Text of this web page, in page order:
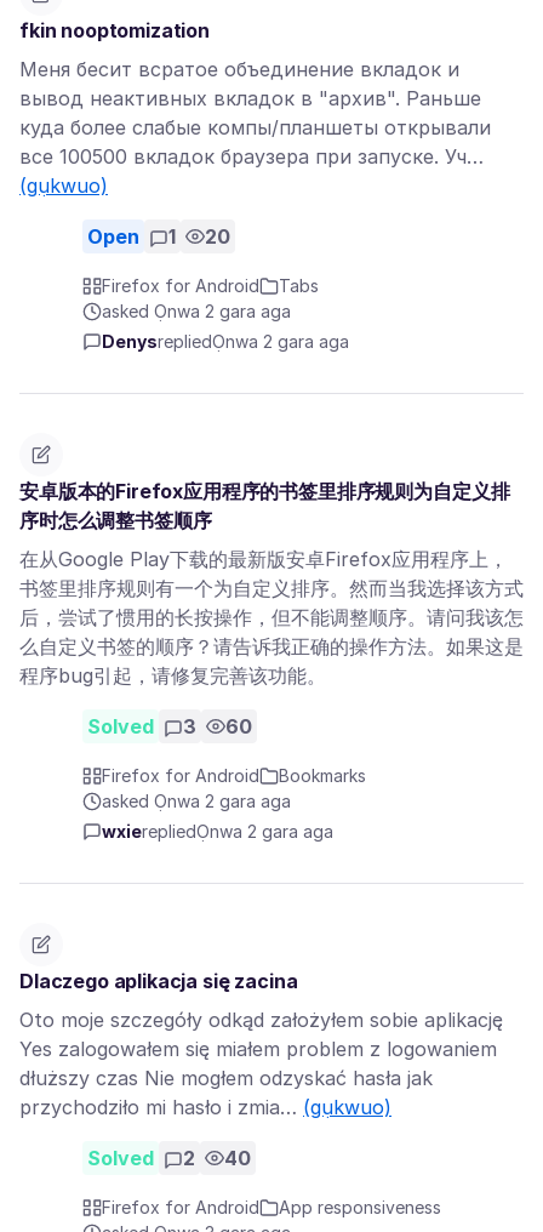
fkin nooptomization
Меня бесит всратое объединение вкладок и
вывод неактивных вкладок в "архив". Раньше
куда более слабые компы/планшеты открывали
все 100500 вкладок браузера при запуске. Уч…
(gụkwuo)
Open 1 20
Firefox for Android
Tabs
asked Ọnwa 2 gara aga
DenysrepliedỌnwa 2 gara aga
安卓版本的Firefox应用程序的书签里排序规则为自定义排
序时怎么调整书签顺序
在从Google Play下载的最新版安卓Firefox应用程序上，
书签里排序规则有一个为自定义排序。然而当我选择该方式
后，尝试了惯用的长按操作，但不能调整顺序。请问我该怎
么自定义书签的顺序？请告诉我正确的操作方法。如果这是
程序bug引起，请修复完善该功能。
Solved 3 60
Firefox for Android
Bookmarks
asked Ọnwa 2 gara aga
wxierepliedỌnwa 2 gara aga
Dlaczego aplikacja się zacina
Oto moje szczegóły odkąd założyłem sobie aplikację
Yes zalogowałem się miałem problem z logowaniem
dłuższy czas Nie mogłem odzyskać hasła jak
przychodziło mi hasło i zmia… (gụkwuo)
Solved 2 40
Firefox for Android
App responsiveness